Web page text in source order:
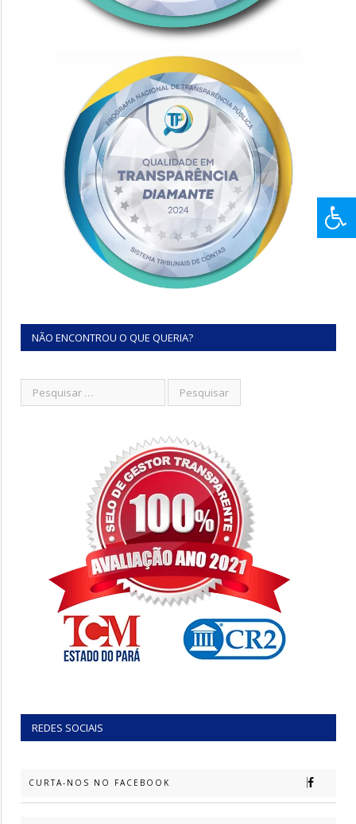
NÃO ENCONTROU O QUE QUERIA?
REDES SOCIAIS
CURTA-NOS NO FACEBOOK